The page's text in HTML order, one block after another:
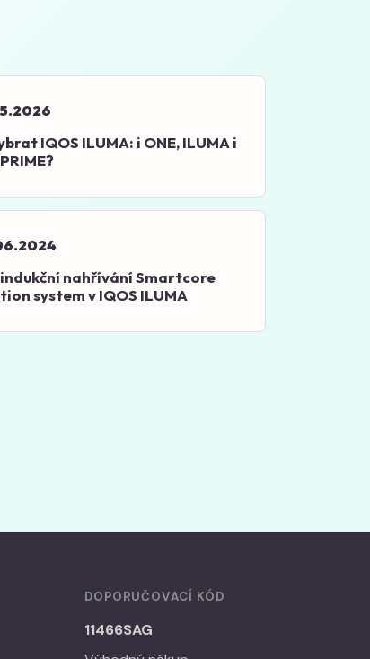
IQOS ILUMA: i ONE, ILUMA i
indukční nahřívání Smartcore
system v IQOS ILUMA
DOPORUČOVACÍ KÓD
11466SAG